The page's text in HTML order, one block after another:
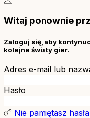
Witaj ponownie
Zaloguj się, aby
kolejne światy gier.
Adres e-mail lub
Hasło
Nie pamiętasz